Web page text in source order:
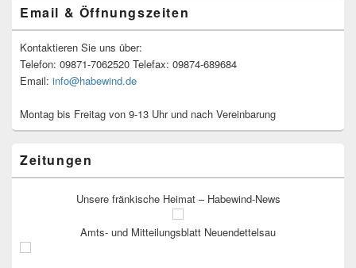
Email & Öffnungszeiten
Kontaktieren Sie uns über:
Telefon: 09871-7062520 Telefax: 09874-689684
Email: info@habewind.de
Montag bis Freitag von 9-13 Uhr und nach Vereinbarung
Zeitungen
Unsere fränkische Heimat – Habewind-News
Amts- und Mitteilungsblatt Neuendettelsau